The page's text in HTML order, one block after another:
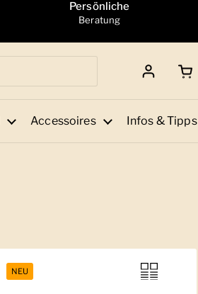
Persönliche
Beratung
Accessoires Infos & Tipps
NEU